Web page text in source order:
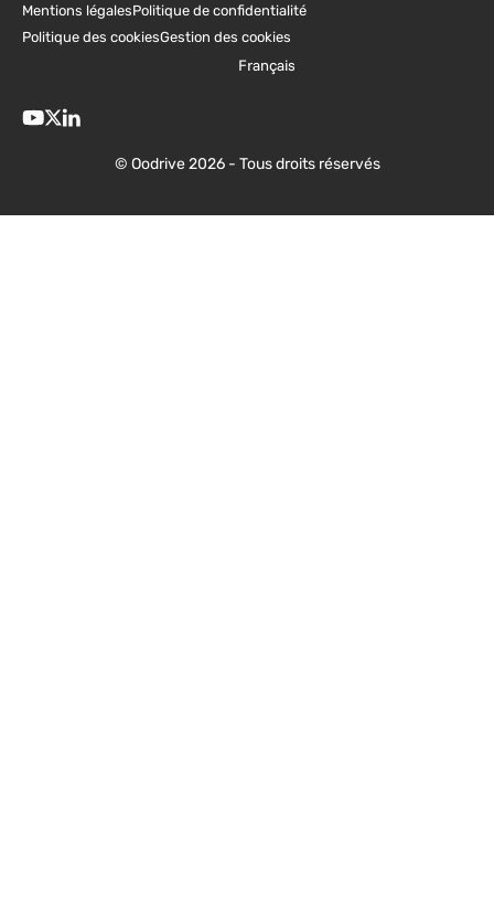
© Oodrive 2026 - Tous droits réservés
Mentions légalesPolitique de confidentialité
Politique des cookiesGestion des cookies
Français